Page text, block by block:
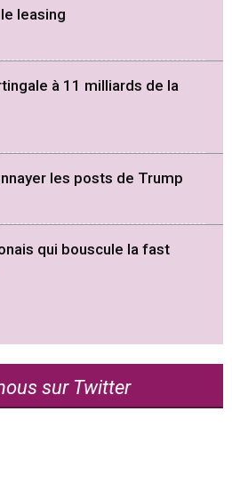
leasing
à 11 milliards de la
les posts de Trump
qui bouscule la fast
sur Twitter